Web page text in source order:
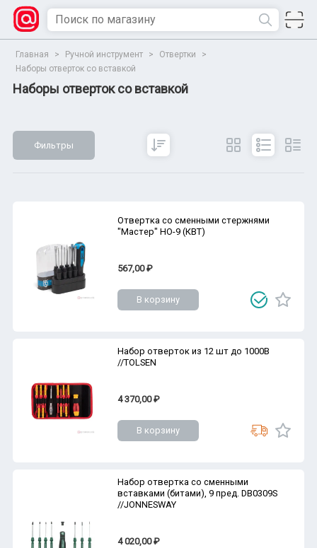
Главная > Ручной инструмент > Отвертки
>
Наборы отверток со вставкой
Наборы отверток со вставкой
Фильтры
Отвертка со сменными стержнями
"Мастер" НО-9 (КВТ)
567,00 ₽
В корзину
Набор отверток из 12 шт до 1000В
//TOLSEN
4 370,00 ₽
В корзину
Набор отвертка со сменными
вставками (битами), 9 пред. DB0309S
//JONNESWAY
4 020,00 ₽